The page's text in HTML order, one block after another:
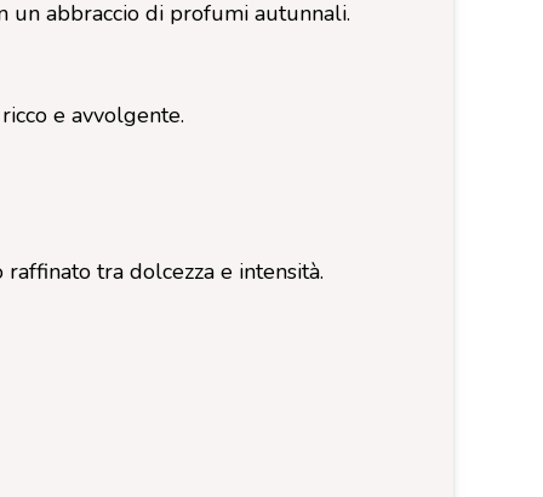
un abbraccio di profumi autunnali.
e avvolgente.
tra dolcezza e intensità.